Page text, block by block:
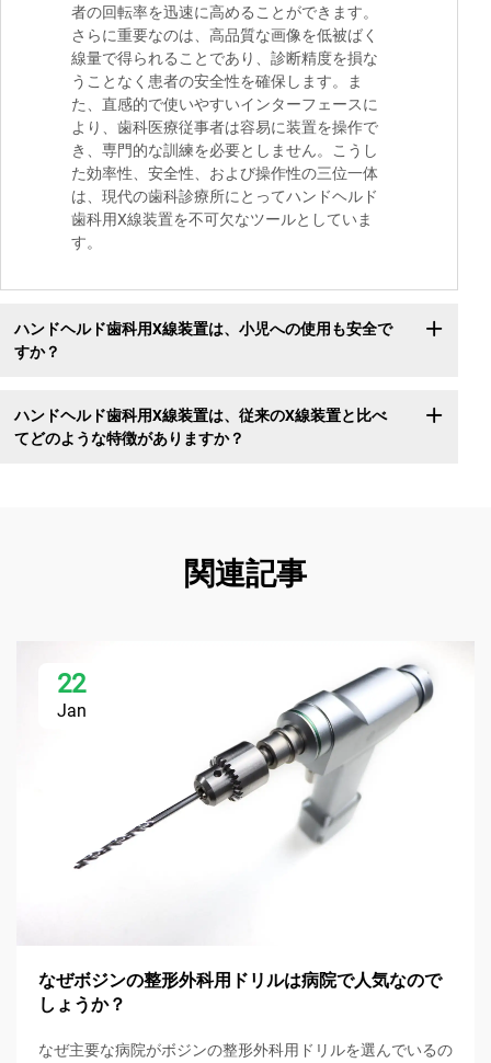
者の回転率を迅速に高めることができます。
さらに重要なのは、高品質な画像を低被ばく
線量で得られることであり、診断精度を損な
うことなく患者の安全性を確保します。ま
た、直感的で使いやすいインターフェースに
より、歯科医療従事者は容易に装置を操作で
き、専門的な訓練を必要としません。こうし
た効率性、安全性、および操作性の三位一体
は、現代の歯科診療所にとってハンドヘルド
歯科用X線装置を不可欠なツールとしていま
す。
ハンドヘルド歯科用X線装置は、小児への使用も安全で
すか？
ハンドヘルド歯科用X線装置は、従来のX線装置と比べ
てどのような特徴がありますか？
関連記事
22
Jan
なぜボジンの整形外科用ドリルは病院で人気なので
しょうか？
なぜ主要な病院がボジンの整形外科用ドリルを選んでいるの